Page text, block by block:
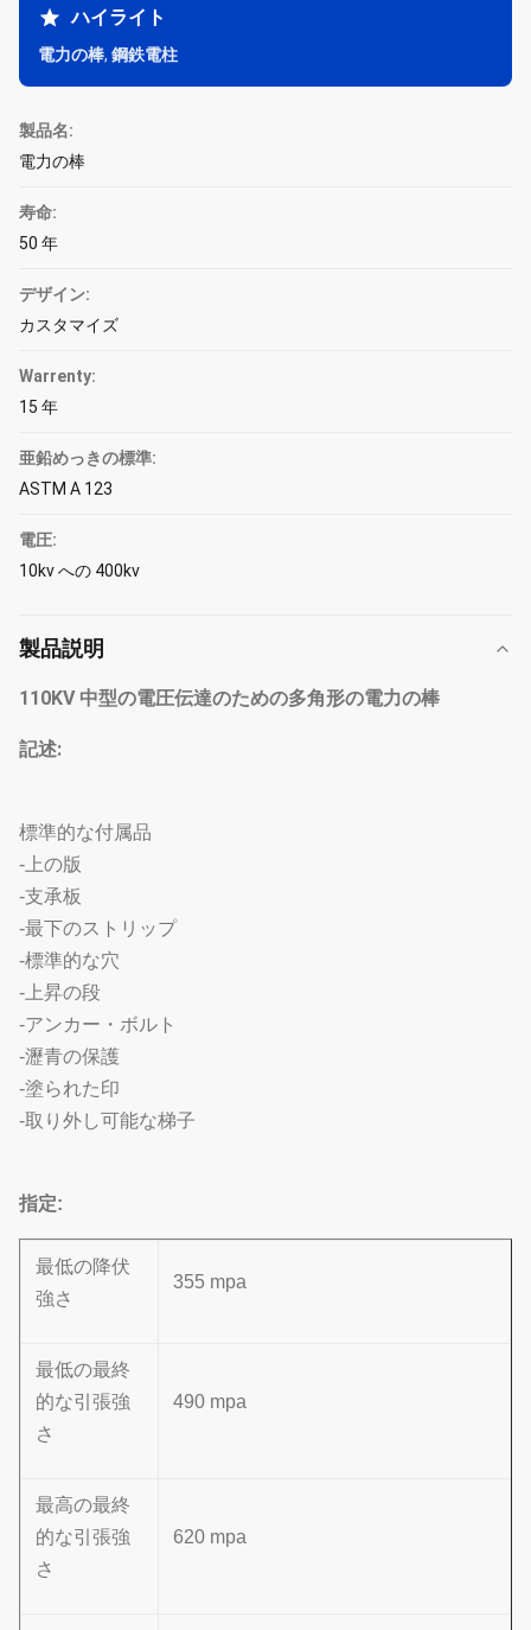
ハイライト
電力の棒, 鋼鉄電柱
製品名:
電力の棒
寿命:
50 年
デザイン:
カスタマイズ
Warrenty:
15 年
亜鉛めっきの標準:
ASTM A 123
電圧:
10kv への 400kv
製品説明
110KV 中型の電圧伝達のための多角形の電力の棒
記述:
標準的な付属品
-上の版
-支承板
-最下のストリップ
-標準的な穴
-上昇の段
-アンカー・ボルト
-瀝青の保護
-塗られた印
-取り外し可能な梯子
指定:
最低の降伏
強さ
355 mpa
最低の最終
的な引張強
さ
490 mpa
最高の最終
的な引張強
さ
620 mpa